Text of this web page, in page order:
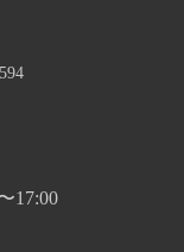
17:00